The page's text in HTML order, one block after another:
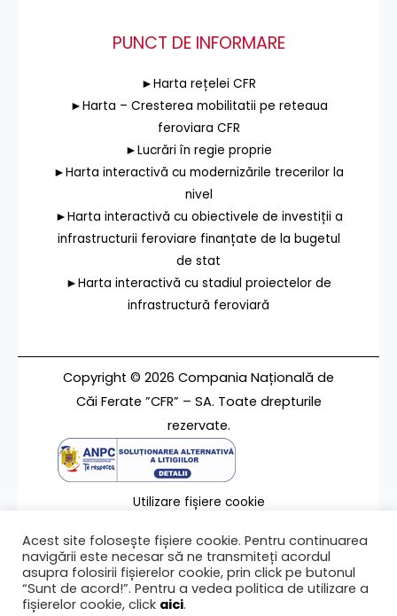
PUNCT DE INFORMARE
►Harta rețelei CFR
►Harta – Cresterea mobilitatii pe reteaua
feroviara CFR
►Lucrări în regie proprie
►Harta interactivă cu modernizările trecerilor la
nivel
►Harta interactivă cu obiectivele de investiții a
infrastructurii feroviare finanțate de la bugetul
de stat
►Harta interactivă cu stadiul proiectelor de
infrastructură feroviară
Copyright © 2026 Compania Națională de
Căi Ferate ”CFR” – SA. Toate drepturile
rezervate.
Utilizare fișiere cookie
Contact
Acest site folosește fișiere cookie. Pentru continuarea
navigării este necesar să ne transmiteți acordul
asupra folosirii fișierelor cookie, prin click pe butonul
“Sunt de acord!”. Pentru a vedea politica de utilizare a
fișierelor cookie, click aici.